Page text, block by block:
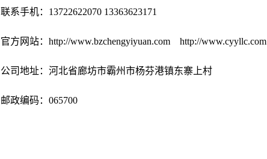
联系手机：13722622070 13363623171
官方网站：http://www.bzchengyiyuan.com http://www.cyyllc.com
公司地址：河北省廊坊市霸州市杨芬港镇东寨上村
邮政编码：065700